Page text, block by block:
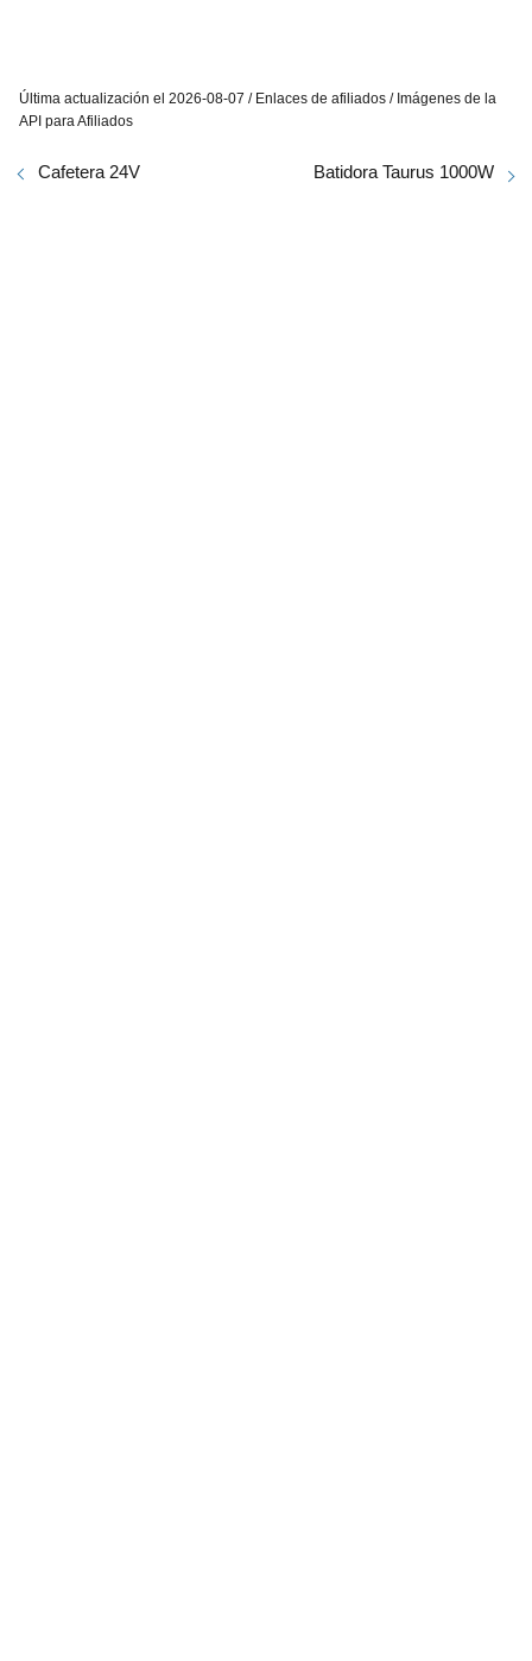
Última actualización el 2026-08-07 / Enlaces de afiliados / Imágenes de la
API para Afiliados
Cafetera 24V Batidora Taurus 1000W